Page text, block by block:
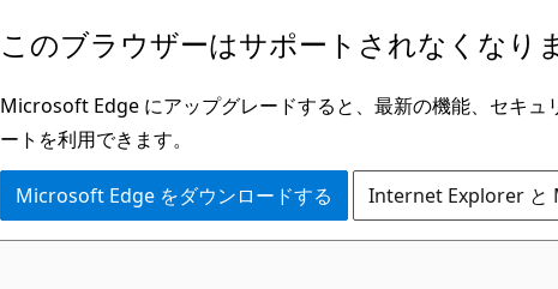
このブラウザーはサポートされなくなり
Microsoft Edge にアップグレードすると、最新の機能、セキュ
ートを利用できます。
Microsoft Edge をダウンロードする Internet Explorer と